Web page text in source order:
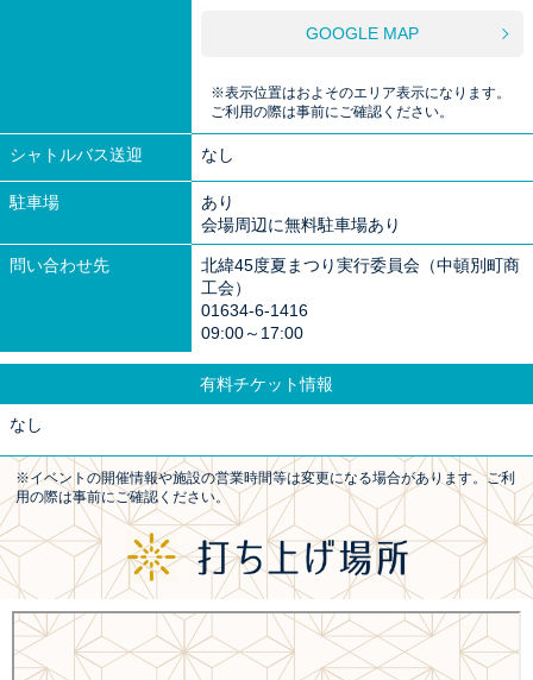
GOOGLE MAP
※表示位置はおよそのエリア表示になります。
ご利用の際は事前にご確認ください。
シャトルバス送迎 なし
駐車場
あり
会場周辺に無料駐車場あり
問い合わせ先
北緯45度夏まつり実行委員会（中頓別町商
工会）
01634-6-1416
09:00～17:00
有料チケット情報
なし
※イベントの開催情報や施設の営業時間等は変更になる場合があります。ご利
用の際は事前にご確認ください。